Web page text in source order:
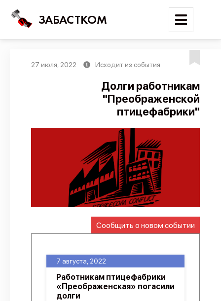
ЗАБАСТКОМ
Поиск
Новости
Карта событий
Трудовые конфликты
Отчеты
Предложить публикацию
Справочник
API
О проекте
27 июля, 2022 Исходит из события
Долги работникам
"Преображенской
птицефабрики"
Сообщить о новом событии
7 августа, 2022
Работникам птицефабрики
«Преображенская» погасили
долги